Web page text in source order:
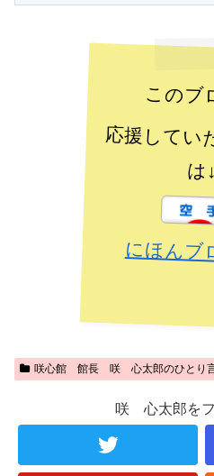
このブ
応援してい
は↓
にほんブ
咲心館 館長 咲 心太郎のひとり
咲 心太郎を